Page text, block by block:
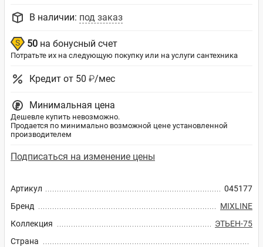
Артикул
045177
Бренд
MIXLINE
Коллекция
ЭТЬЕН-75
Страна
В наличии: под заказ
50 на бонусный счет
Потратьте их на следующую покупку или на услуги сантехника
Кредит от 50 ₽/мес
Минимальная цена
Дешевле купить невозможно.
Продается по минимально возможной цене установленной
производителем
Подписаться на изменение цены